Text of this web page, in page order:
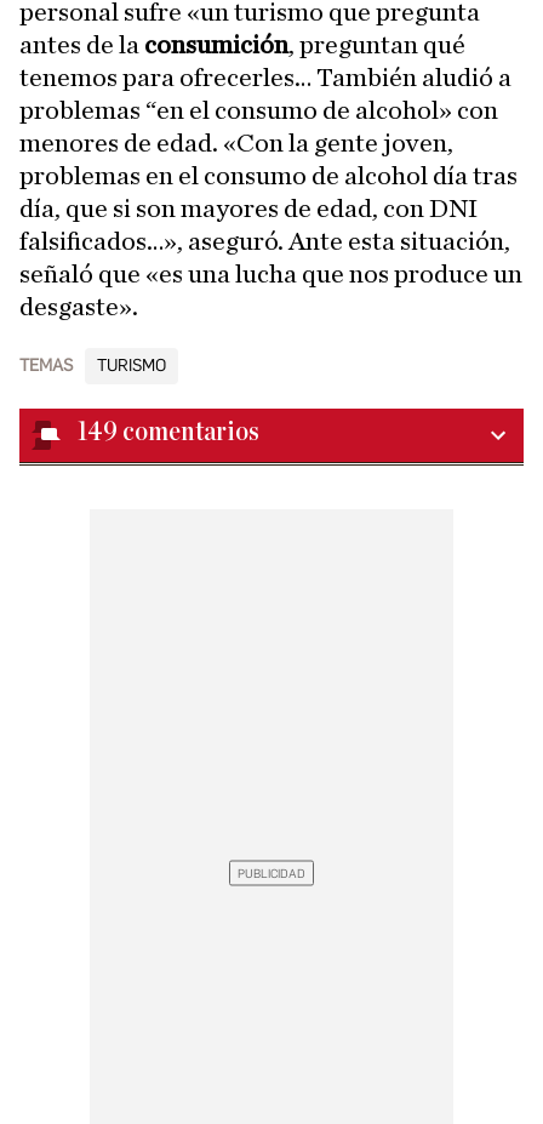
personal sufre «un turismo que pregunta
antes de la consumición, preguntan qué
tenemos para ofrecerles… También aludió a
problemas “en el consumo de alcohol» con
menores de edad. «Con la gente joven,
problemas en el consumo de alcohol día tras
día, que si son mayores de edad, con DNI
falsificados…», aseguró. Ante esta situación,
señaló que «es una lucha que nos produce un
desgaste».
TEMAS TURISMO
149 comentarios